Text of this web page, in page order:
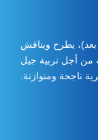
بعد)، يطرح ويناقش
من أجل تربية جيل
ناجحة ومتوازنة.